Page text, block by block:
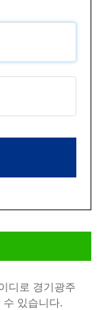
디로 경기광주
수 있습니다.